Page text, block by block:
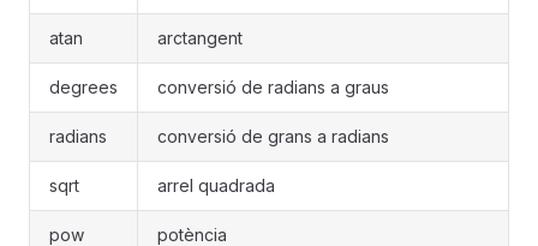
atan arctangent
degrees conversió de radians a graus
radians conversió de grans a radians
sqrt arrel quadrada
pow potència